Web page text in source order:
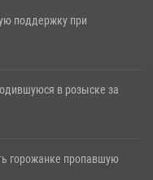
поддержку при
в розыске за
горожанке пропавшую